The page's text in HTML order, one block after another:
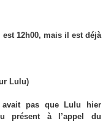
12h00, mais il est déjà
avait pas que Lulu hier
présent à l’appel du